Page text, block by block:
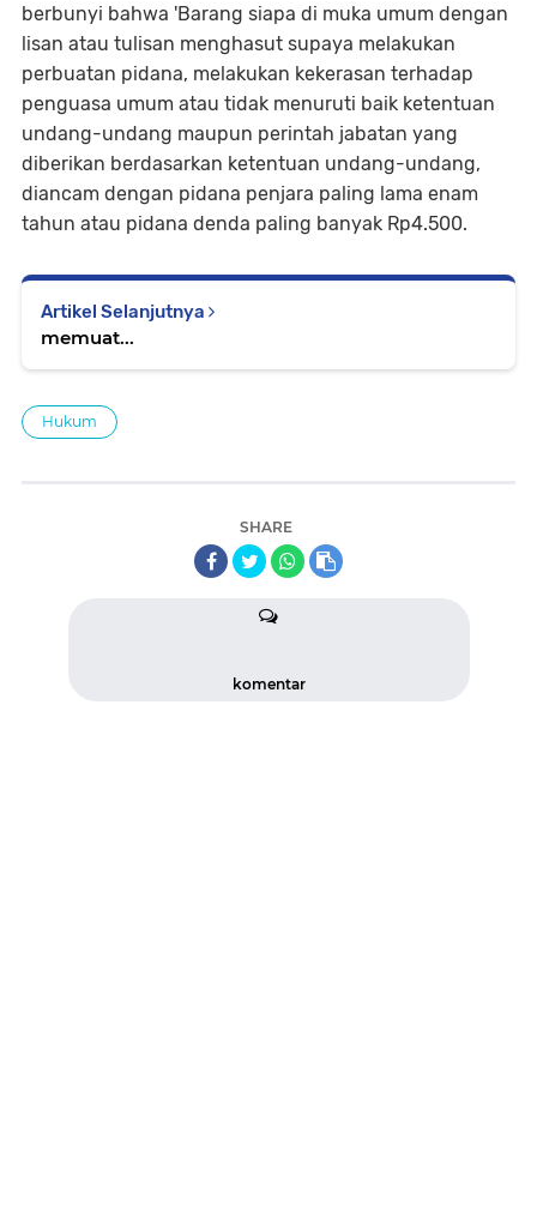
berbunyi bahwa 'Barang siapa di muka umum dengan
lisan atau tulisan menghasut supaya melakukan
perbuatan pidana, melakukan kekerasan terhadap
penguasa umum atau tidak menuruti baik ketentuan
undang-undang maupun perintah jabatan yang
diberikan berdasarkan ketentuan undang-undang,
diancam dengan pidana penjara paling lama enam
tahun atau pidana denda paling banyak Rp4.500.
Artikel Selanjutnya
memuat...
Hukum
SHARE
komentar